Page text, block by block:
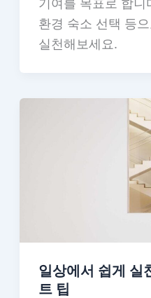
기여를 목표로 합니
환경 숙소 선택 등
실천해보세요.
일상에서 쉽게 실
트 팁